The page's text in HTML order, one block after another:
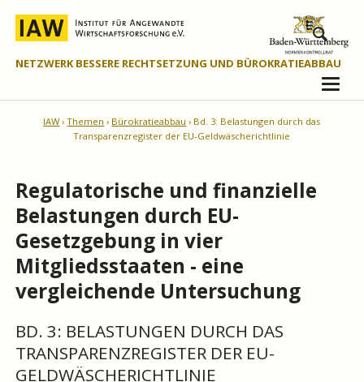
NETZWERK BESSERE RECHTSETZUNG UND BÜROKRATIEABBAU
IAW Themen Bürokratieabbau
Bd. 3: Belastungen durch das
Transparenzregister der EU-Geldwäscherichtlinie
Regulatorische und finanzielle
Belastungen durch EU-
Gesetzgebung in vier
Mitgliedsstaaten - eine
vergleichende Untersuchung
BD. 3: BELASTUNGEN DURCH DAS
TRANSPARENZREGISTER DER EU-
GELDWÄSCHERICHTLINIE